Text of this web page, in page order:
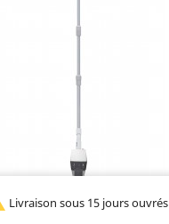
Livraison sous 15 jours ouvrés